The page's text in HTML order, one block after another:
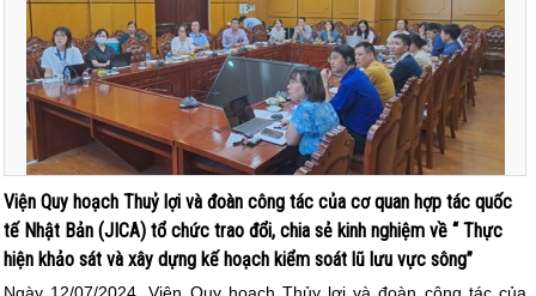
Viện Quy hoạch Thuỷ lợi và đoàn công tác của cơ quan hợp tác quốc
tế Nhật Bản (JICA) tổ chức trao đổi, chia sẻ kinh nghiệm về “ Thực
hiện khảo sát và xây dựng kế hoạch kiểm soát lũ lưu vực sông”